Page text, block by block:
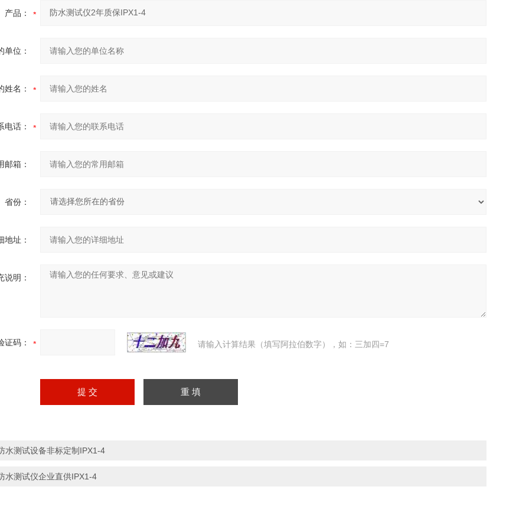
产品：
单位：
姓名：
电话：
邮箱：
省份：
地址：
说明：
证码： 请输入计算结果（填写阿拉伯数字），如：三加四=7
水测试设备非标定制IPX1-4
水测试仪企业直供IPX1-4